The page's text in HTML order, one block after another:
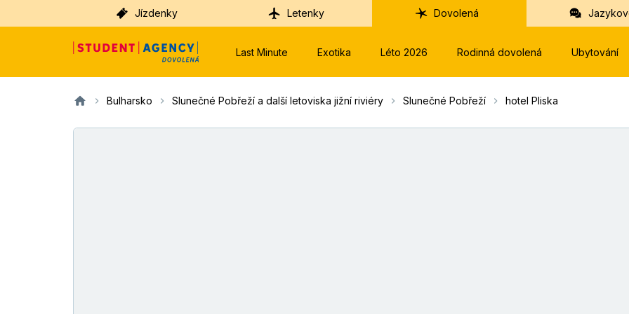
Jízdenky Letenky Dovolená
Last Minute Exotika Léto 2026 Rodinná dovolená Ubytování
Bulharsko Slunečné Pobřeží a další letoviska jižní riviéry Slunečné Pobřeží hotel Pliska